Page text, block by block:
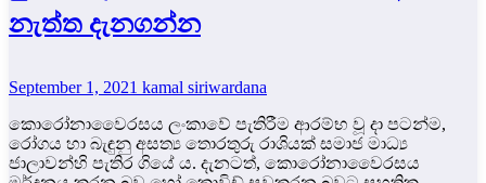
නැත්ත දැනගන්න
September 1, 2021 kamal siriwardana
කොරෝනාවෛරසය ලංකාවේ පැතිරීම ආරම්භ වූ දා පටන්ම,
රෝගය හා බැඳුනු අසත්‍ය තොරතුරු රාශියක් සමාජ මාධ්‍ය
ජාලාවන්හි පැතිර ගියේ ය. දැනටත්, කොරෝනාවෛරසය